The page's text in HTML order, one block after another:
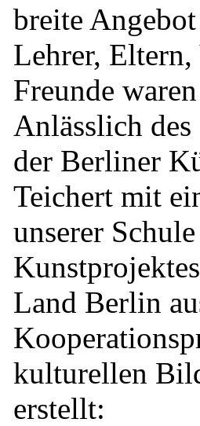
breite
Lehrer,
Freunde
Anlässlich
der Berliner
Teichert mit
unserer
Land Berlin
kulturellen
erstellt: